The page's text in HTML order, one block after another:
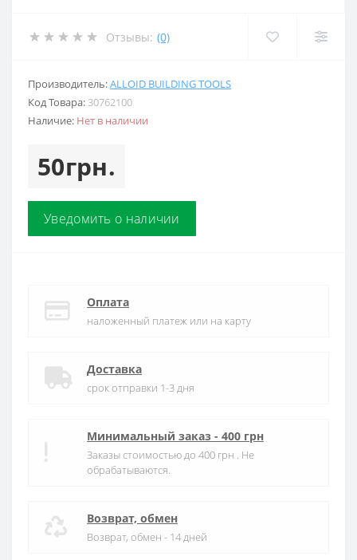
Отзывы: (0)
Производитель:ALLOID BUILDING TOOLS
Код Товара: 30762100
Наличие: Нет в наличии
50грн.
Уведомить о наличии
Оплата
наложенный платеж или на карту
Доставка
срок отправки 1-3 дня
Минимальный заказ - 400 грн
Заказы стоимостью до 400 грн . Не
обрабатываются.
Возврат, обмен
Возврат, обмен - 14 дней